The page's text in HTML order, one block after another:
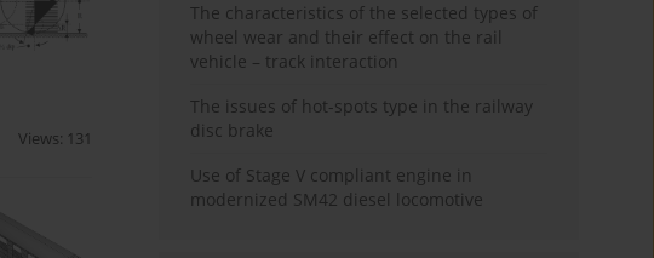
Views: 131
The characteristics of the selected types of
wheel wear and their effect on the rail
vehicle – track interaction
The issues of hot-spots type in the railway
disc brake
Use of Stage V compliant engine in
modernized SM42 diesel locomotive